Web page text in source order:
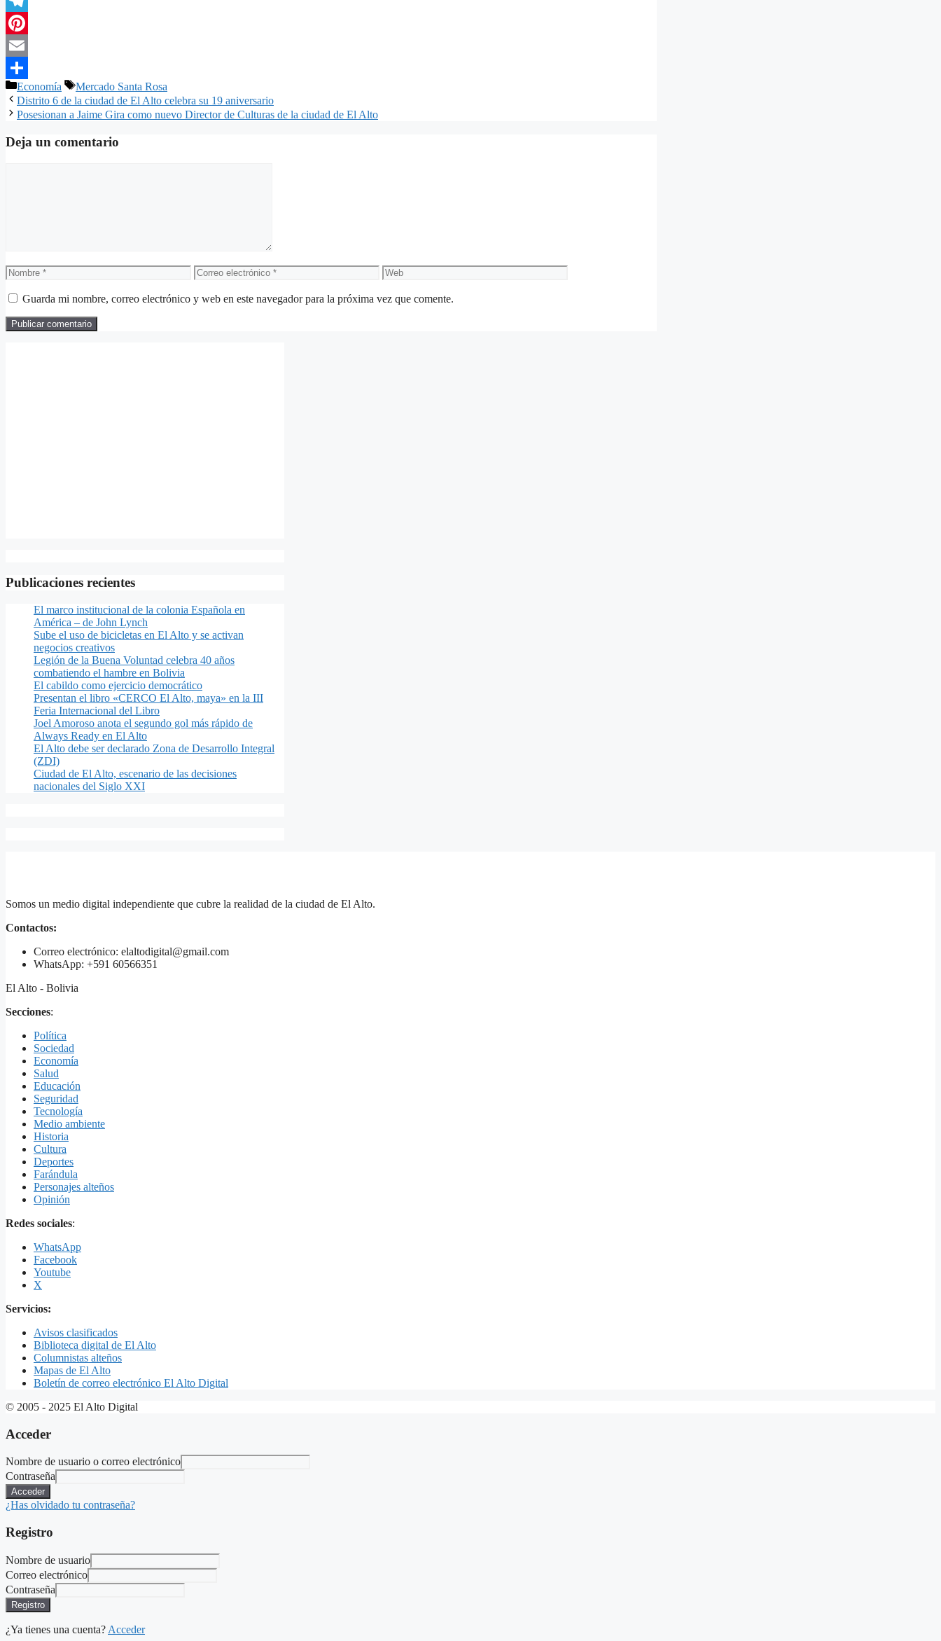
Telegram
Pinterest
Email
Compartir
Categorías
Economía Etiquetas
Mercado Santa Rosa
Distrito 6 de la ciudad de El Alto celebra su 19 aniversario
Posesionan a Jaime Gira como nuevo Director de Culturas de la ciudad de El Alto
Deja un comentario
Nombre
Correo
electrónico
Web
Guarda mi nombre, correo electrónico y web en este navegador para la próxima vez que comente.
Publicaciones recientes
El marco institucional de la colonia Española en
América – de John Lynch
Sube el uso de bicicletas en El Alto y se activan
negocios creativos
Legión de la Buena Voluntad celebra 40 años
combatiendo el hambre en Bolivia
El cabildo como ejercicio democrático
Presentan el libro «CERCO El Alto, maya» en la III
Feria Internacional del Libro
Joel Amoroso anota el segundo gol más rápido de
Always Ready en El Alto
El Alto debe ser declarado Zona de Desarrollo Integral
(ZDI)
Ciudad de El Alto, escenario de las decisiones
nacionales del Siglo XXI
Somos un medio digital independiente que cubre la realidad de la ciudad de El Alto.
Contactos:
Correo electrónico: elaltodigital@gmail.com
WhatsApp: +591 60566351
El Alto - Bolivia
Secciones:
Política
Sociedad
Economía
Salud
Educación
Seguridad
Tecnología
Medio ambiente
Historia
Cultura
Deportes
Farándula
Personajes alteños
Opinión
Redes sociales:
WhatsApp
Facebook
Youtube
X
Servicios:
Avisos clasificados
Biblioteca digital de El Alto
Columnistas alteños
Mapas de El Alto
Boletín de correo electrónico El Alto Digital
© 2005 - 2025 El Alto Digital
Acceder
Nombre de usuario o correo electrónico
Contraseña
Acceder
¿Has olvidado tu contraseña?
Registro
Nombre de usuario
Correo electrónico
Contraseña
Registro
¿Ya tienes una cuenta? Acceder